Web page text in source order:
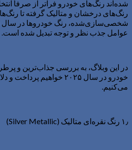
شده‌اند رنگ‌های خودرو فراتر از صرفاً
رنگ‌های درخشان و متالیک گرفته تا
عوامل جذب نظر و توجه تبدیل شده است.
در این وبلاگ، به بررسی جذاب‌ترین و
خودرو در سال ۲۰۲۵ خواهیم
می‌کنیم.
۱٫ رنگ نقره‌ای متالیک (Silver Metallic)